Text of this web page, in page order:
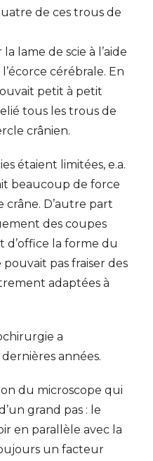
de ces trous de
lame de scie à l’aide
cérébrale. En
petit à petit
tous les trous de
crânien.
étaient limitées, e.a.
beaucoup de force
D’autre part
des coupes
d’office la forme du
pas fraiser des
adaptées à
a
années.
du microscope qui
grand pas : le
en parallèle avec la
un facteur